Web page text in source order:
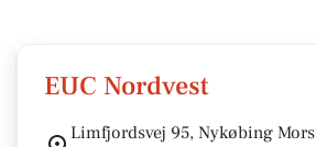
EUC Nordvest
Limfjordsvej 95, Nykøbing Mors